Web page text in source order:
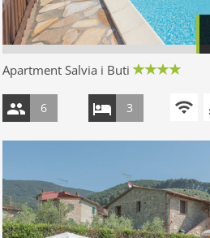
Apartment Salvia i Buti
6 3